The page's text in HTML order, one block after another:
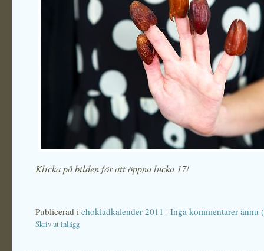
Klicka på bilden för att öppna lucka 17!
Publicerad i chokladkalender 2011 | Inga kommentarer ännu
Skriv ut inlägg